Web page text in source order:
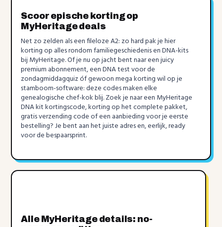
Scoor epische korting op
MyHeritage deals
Net zo zelden als een fileloze A2: zo hard pak je hier
korting op alles rondom familiegeschiedenis en DNA-kits
bij MyHeritage. Of je nu op jacht bent naar een juicy
premium abonnement, een DNA test voor de
zondagmiddagquiz óf gewoon mega korting wil op je
stamboom-software: deze codes maken elke
genealogische chef-kok blij. Zoek je naar een MyHeritage
DNA kit kortingscode, korting op het complete pakket,
gratis verzending code of een aanbieding voor je eerste
bestelling? Je bent aan het juiste adres en, eerlijk, ready
voor de bespaarsprint.
Alle MyHeritage details: no-